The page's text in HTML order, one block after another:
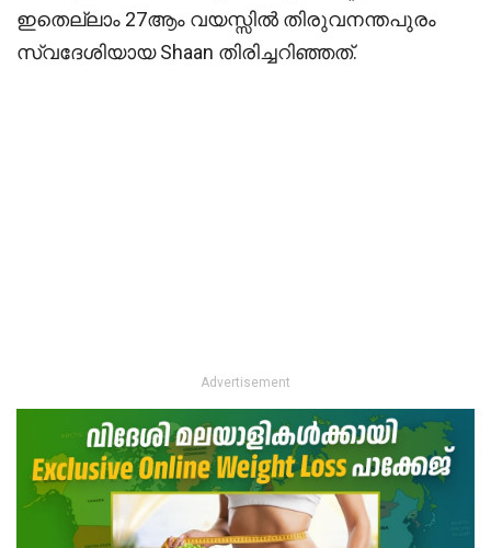
ഇതെല്ലാം 27ആം വയസ്സിൽ തിരുവനന്തപുരം
സ്വദേശിയായ Shaan തിരിച്ചറിഞ്ഞത്.
Advertisement